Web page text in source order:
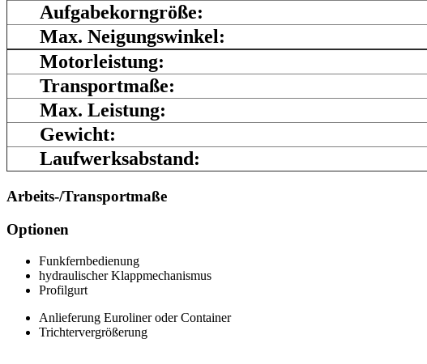
Aufgabekorngröße:
Max. Neigungswinkel:
Motorleistung:
Transportmaße:
Max. Leistung:
Gewicht:
Laufwerksabstand:
Arbeits-/Transportmaße
Optionen
Funkfernbedienung
hydraulischer Klappmechanismus
Profilgurt
Anlieferung Euroliner oder Container
Trichtervergrößerung